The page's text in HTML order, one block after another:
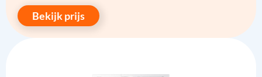
Bekijk prijs